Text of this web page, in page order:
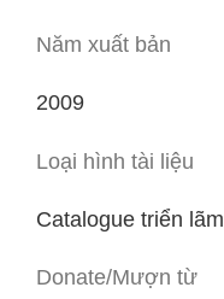
Năm xuất bản
2009
Loại hình tài liệu
Catalogue triển lãm
Donate/Mượn từ